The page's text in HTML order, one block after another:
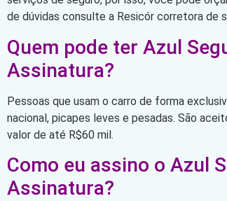
de dúvidas consulte a Resicór corretora de
Quem pode ter Azul
Assinatura?
Pessoas que usam o carro de forma
nacional, picapes leves e pesadas. São
valor de até R$60 mil.
Como eu assino o Azul
Assinatura?